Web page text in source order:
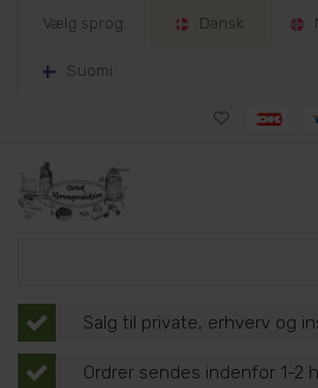
Vælg sprog: Dansk
Suomi
Salg til private, erhverv og
Ordrer sendes indenfor 1-2